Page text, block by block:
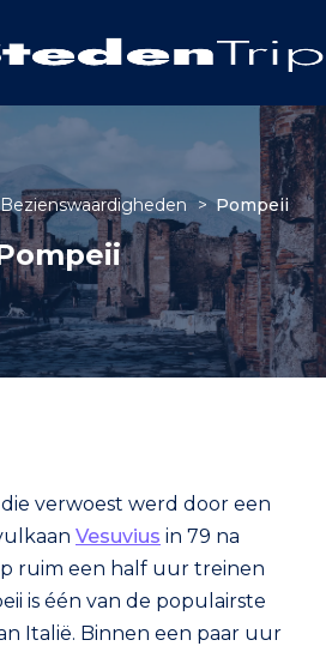
Bezienswaardigheden >Pompeii
verwoest werd door een
Vesuvius in 79 na
ruim een half uur treinen
is één van de populairste
Italië. Binnen een paar uur